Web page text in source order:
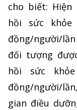
cho biết: Hiện
hồi sức
đồng/người/
đối tượng
hồi sức
đồng/người/
gian điều